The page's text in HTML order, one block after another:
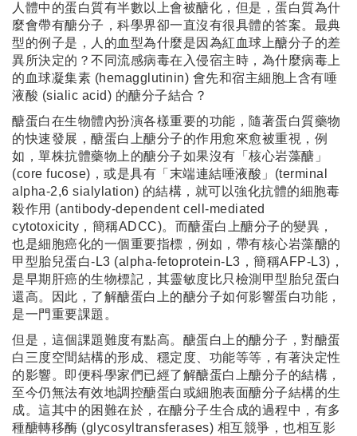
人體中的蛋白質有半數以上會被醣化，但是，蛋白質為什
麼會帶有醣分子，科學界卻一直沒有很具體的答案。最典
型的例子是，人的血型為什麼是因為紅血球上醣分子的差
異所決定的？不同流感病毒在入侵宿主時，為什麼病毒上
的血球凝集素 (hemagglutinin) 會先和宿主細胞上含有唾
液酸 (sialic acid) 的醣分子結合？
醣蛋白在生物體內扮演各樣重要的功能，隨著蛋白質藥物
的快速發展，醣蛋白上醣分子的作用愈來愈被重視，例
如，單株抗體藥物上的醣分子如果沒有「核心岩藻醣」
(core fucose)，或是具有「末端連結唾液酸」(terminal
alpha-2,6 sialylation) 的結構，就可以強化抗體的細胞毒
殺作用 (antibody-dependent cell-mediated
cytotoxicity，簡稱ADCC)。而醣蛋白上醣分子的變異，
也是細胞癌化的一個重要指標，例如，帶有核心岩藻醣的
甲型胎兒蛋白-L3 (alpha-fetoprotein-L3，簡稱AFP-L3)，
是早期肝癌的生物標記，其靈敏度比只檢測甲型胎兒蛋白
還高。因此，了解醣蛋白上的醣分子如何影響蛋白功能，
是一門重要課題。
但是，這個課題難度有點高。醣蛋白上的醣分子，對醣蛋
白三度空間結構的形成、穩定度、功能等等，有著決定性
的影響。即便科學家們已經了解醣蛋白上醣分子的結構，
至今仍無法有效地調控醣蛋白或細胞表面醣分子結構的生
成。這其中的困難在於，在醣分子生合成的過程中，有多
種醣轉移酶 (glycosyltransferases) 相互競爭，也相互影